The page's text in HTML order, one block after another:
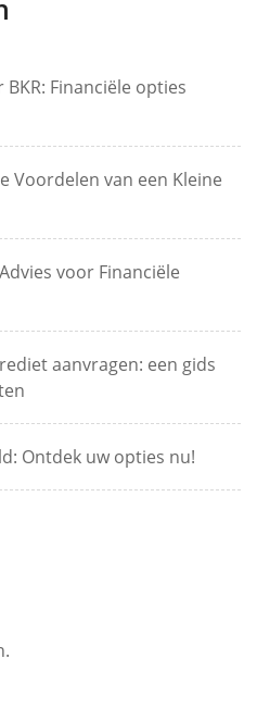
Financiële opties
Voordelen van een Kleine
voor Financiële
aanvragen: een gids
Ontdek uw opties nu!